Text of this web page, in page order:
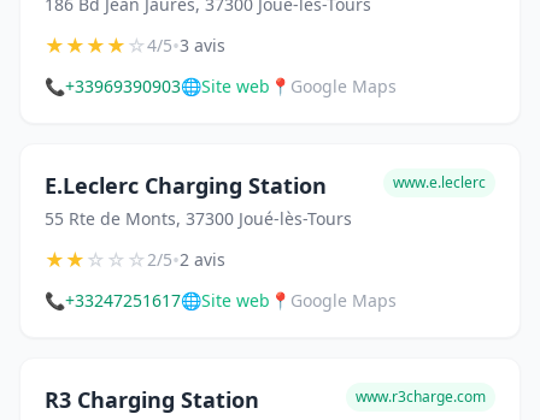
186 Bd Jean Jaurès, 37300 Joué-lès-Tours
★★★★☆4/5•3 avis
📞+33969390903🌐Site web 📍 Google Maps
E.Leclerc Charging Station
55 Rte de Monts, 37300 Joué-lès-Tours
www.e.leclerc
★★☆☆☆2/5•2 avis
📞+33247251617🌐Site web 📍 Google Maps
R3 Charging Station www.r3charge.com